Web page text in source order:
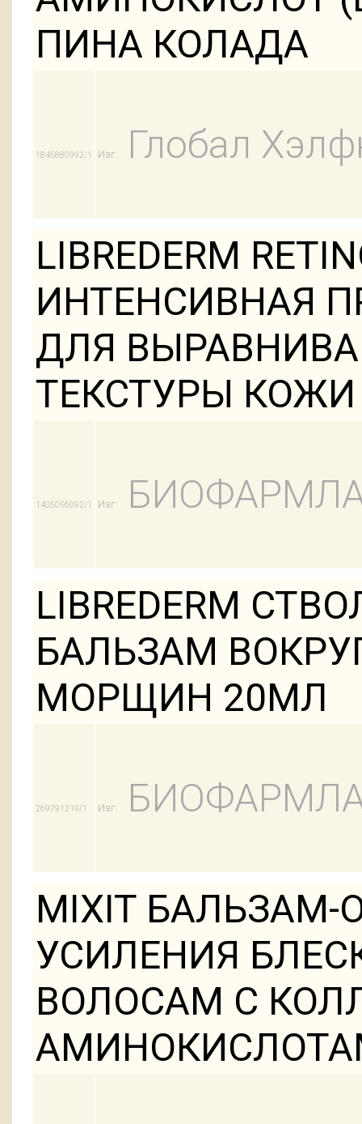
ПИНА КОЛАДА
1845880992/1 Изг: Глобал
LIBREDERM
ИНТЕНСИВНАЯ
ДЛЯ
ТЕКСТУРЫ
1405056092/1 Изг:
LIBREDERM
БАЛЬЗАМ
МОРЩИН 20МЛ
269791319/1 Изг:
MIXIT
УСИЛЕНИЯ
ВОЛОСАМ С